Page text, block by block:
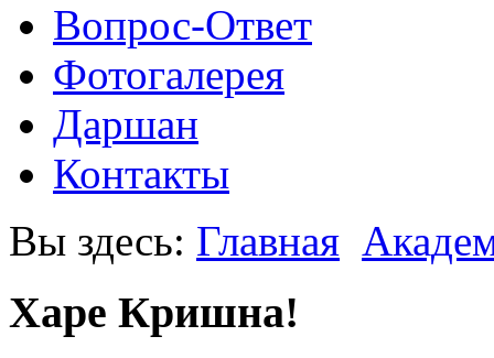
Вопрос-Ответ
Фотогалерея
Даршан
Контакты
Вы здесь: Главная
Харе Кришна!